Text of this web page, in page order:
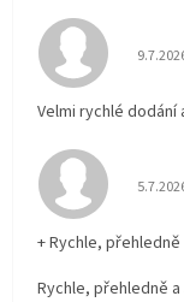
Velmi rychlé dodání
+ Rychle,
Rychle, přehledně